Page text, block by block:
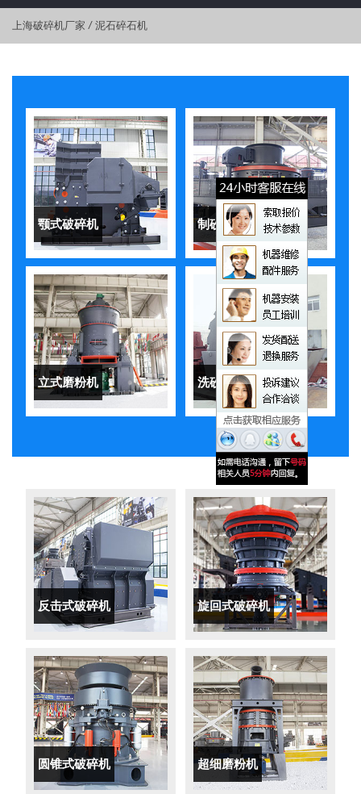
上海破碎机厂家 / 泥石碎石机
颚式破碎机 制砂机
立式磨粉机 洗砂机
反击式破碎机 旋回式破碎机
圆锥式破碎机 超细磨粉机